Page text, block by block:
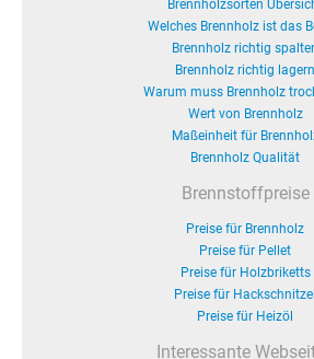
Brennholzsorten
Welches Brennholz ist das
Brennholz richtig
Brennholz richtig lagern
Warum muss Brennholz
Wert von Brennholz
Maßeinheit für
Brennholz Qualität
Brennstoffpreise
Preise für Brennholz
Preise für Pellet
Preise für Holzbriketts
Preise für Hackschnitzel
Preise für Heizöl
Interessante